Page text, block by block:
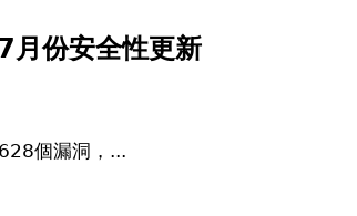
月份安全性更新
個漏洞，...